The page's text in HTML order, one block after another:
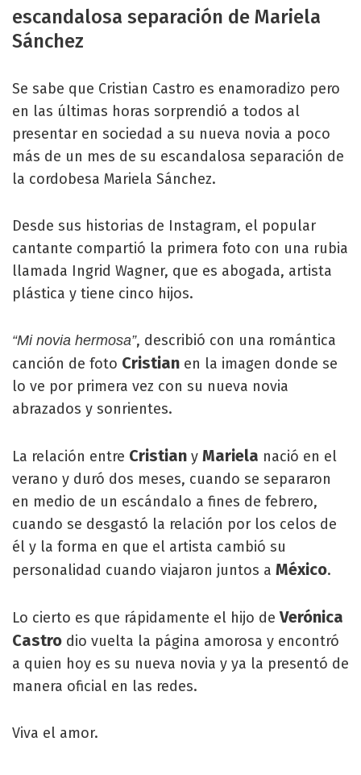
escandalosa separación de Mariela
Sánchez
Se sabe que Cristian Castro es enamoradizo pero
en las últimas horas sorprendió a todos al
presentar en sociedad a su nueva novia a poco
más de un mes de su escandalosa separación de
la cordobesa Mariela Sánchez.
Desde sus historias de Instagram, el popular
cantante compartió la primera foto con una rubia
llamada Ingrid Wagner, que es abogada, artista
plástica y tiene cinco hijos.
“Mi novia hermosa”, describió con una romántica
canción de foto Cristian en la imagen donde se
lo ve por primera vez con su nueva novia
abrazados y sonrientes.
La relación entre Cristian y Mariela nació en el
verano y duró dos meses, cuando se separaron
en medio de un escándalo a fines de febrero,
cuando se desgastó la relación por los celos de
él y la forma en que el artista cambió su
personalidad cuando viajaron juntos a México.
Lo cierto es que rápidamente el hijo deVerónica
Castro dio vuelta la página amorosa y encontró
a quien hoy es su nueva novia y ya la presentó de
manera oficial en las redes.
Viva el amor.